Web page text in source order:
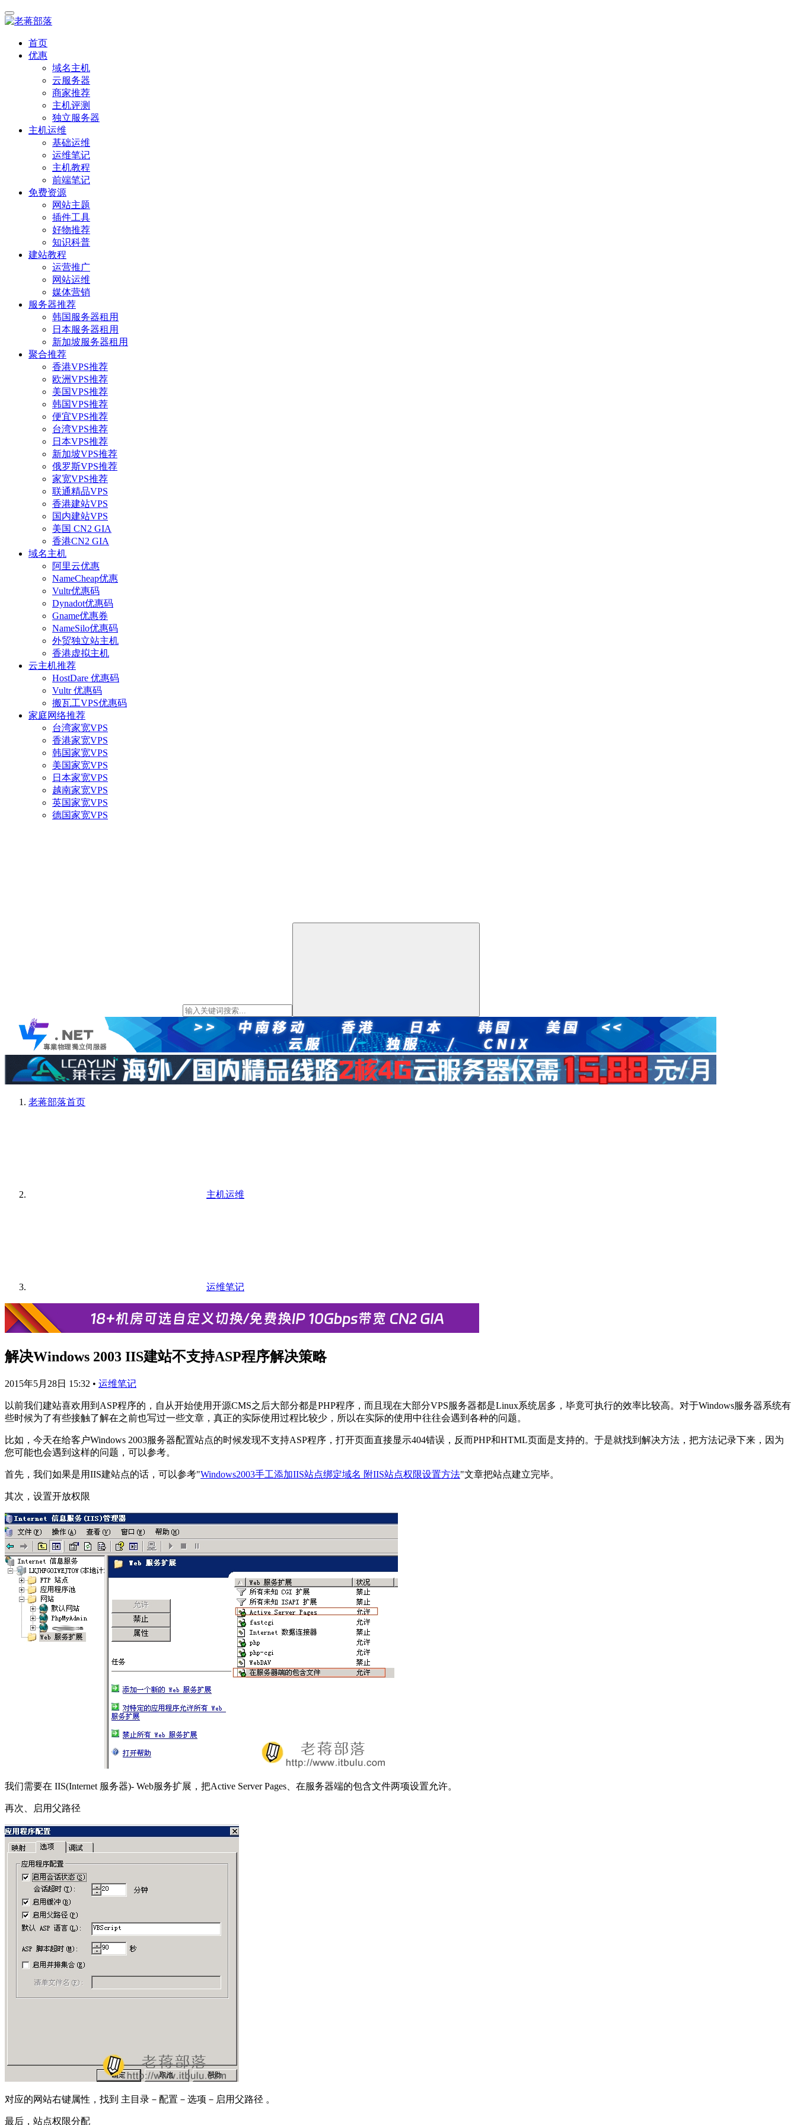
首页
优惠
域名主机
云服务器
商家推荐
主机评测
独立服务器
主机运维
基础运维
运维笔记
主机教程
前端笔记
免费资源
网站主题
插件工具
好物推荐
知识科普
建站教程
运营推广
网站运维
媒体营销
服务器推荐
韩国服务器租用
日本服务器租用
新加坡服务器租用
聚合推荐
香港VPS推荐
欧洲VPS推荐
美国VPS推荐
韩国VPS推荐
便宜VPS推荐
台湾VPS推荐
日本VPS推荐
新加坡VPS推荐
俄罗斯VPS推荐
家宽VPS推荐
联通精品VPS
香港建站VPS
国内建站VPS
美国 CN2 GIA
香港CN2 GIA
域名主机
阿里云优惠
NameCheap优惠
Vultr优惠码
Dynadot优惠码
Gname优惠券
NameSilo优惠码
外贸独立站主机
香港虚拟主机
云主机推荐
HostDare 优惠码
Vultr 优惠码
搬瓦工VPS优惠码
家庭网络推荐
台湾家宽VPS
香港家宽VPS
韩国家宽VPS
美国家宽VPS
日本家宽VPS
越南家宽VPS
英国家宽VPS
德国家宽VPS
老蒋部落首页
主机运维
运维笔记
解决Windows 2003 IIS建站不支持ASP程序解决策略
2015年5月28日 15:32 • 运维笔记
以前我们建站喜欢用到ASP程序的，自从开始使用开源CMS之后大部分都是PHP程序，而且现在大部分VPS服务器都是Linux系统居多，毕竟可执行的效率比较高。对于Windows服务器系统有
些时候为了有些接触了解在之前也写过一些文章，真正的实际使用过程比较少，所以在实际的使用中往往会遇到各种的问题。
比如，今天在给客户Windows 2003服务器配置站点的时候发现不支持ASP程序，打开页面直接显示404错误，反而PHP和HTML页面是支持的。于是就找到解决方法，把方法记录下来，因为
您可能也会遇到这样的问题，可以参考。
首先，我们如果是用IIS建站点的话，可以参考"Windows2003手工添加IIS站点绑定域名 附IIS站点权限设置方法"文章把站点建立完毕。
其次，设置开放权限
我们需要在 IIS(Internet 服务器)- Web服务扩展，把Active Server Pages、在服务器端的包含文件两项设置允许。
再次、启用父路径
对应的网站右键属性，找到 主目录－配置－选项－启用父路径 。
最后，站点权限分配